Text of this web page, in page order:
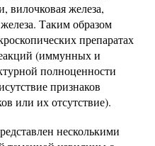
вилочковая железа,
Таким образом
препаратах
(иммунных и
полноценности
признаков
или их отсутствие).
несколькими